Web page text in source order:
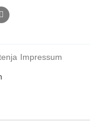
Impressum